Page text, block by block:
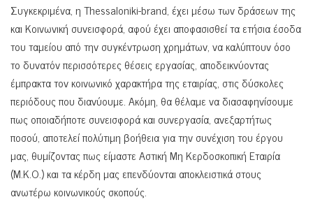
Συγκεκριμένα, η Thessaloniki-brand, έχει μέσω των δράσεων της
και Κοινωνική συνεισφορά, αφού έχει αποφασισθεί τα ετήσια έσοδα
του ταμείου από την συγκέντρωση χρημάτων, να καλύπτουν όσο
το δυνατόν περισσότερες θέσεις εργασίας, αποδεικνύοντας
έμπρακτα τον κοινωνικό χαρακτήρα της εταιρίας, στις δύσκολες
περιόδους που διανύουμε. Ακόμη, θα θέλαμε να διασαφηνίσουμε
πως οποιαδήποτε συνεισφορά και συνεργασία, ανεξαρτήτως
ποσού, αποτελεί πολύτιμη βοήθεια για την συνέχιση του έργου
μας, θυμίζοντας πως είμαστε Αστική Μη Κερδοσκοπική Εταιρία
(Μ.Κ.Ο.) και τα κέρδη μας επενδύονται αποκλειστικά στους
ανωτέρω κοινωνικούς σκοπούς.